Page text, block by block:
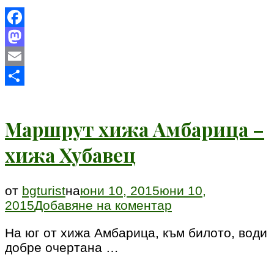
Facebook
Mastodon
Email
Маршрут хижа Амбарица –
хижа Хубавец
от bgturistнаюни 10, 2015юни 10,
2015Добавяне на коментар
хижа
На юг от хижа Амбарица, към билото, води
добре очертана …